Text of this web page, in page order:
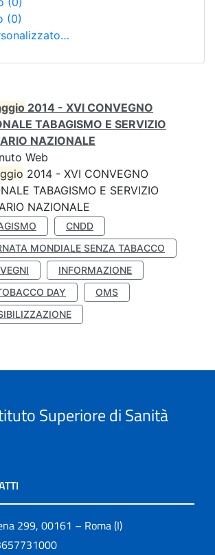
(0)
2014 - XVI CONVEGNO
TABAGISMO E SERVIZIO
NAZIONALE
Web
2014 - XVI CONVEGNO
TABAGISMO E SERVIZIO
NAZIONALE
CNDD
MONDIALE SENZA TABACCO
INFORMAZIONE
DAY
OMS
Superiore di Sanità
299, 00161 – Roma (I)